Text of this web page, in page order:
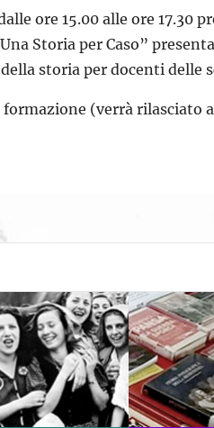
ore 15.00 alle ore 17.30
Storia per Caso” presenta
storia per docenti delle
(verrà rilasciato